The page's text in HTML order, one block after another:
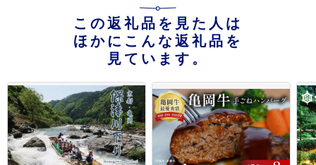
この返礼品を見た人は
ほかにこんな返礼品を
見ています。